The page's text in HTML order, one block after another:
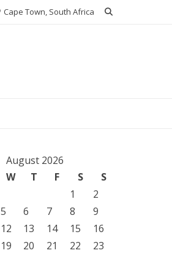
Cape Town, South Africa
August 2026
W T F S
S
1
2
5 6 7 8
9
12 13 14 15
16
19 20 21 22
23